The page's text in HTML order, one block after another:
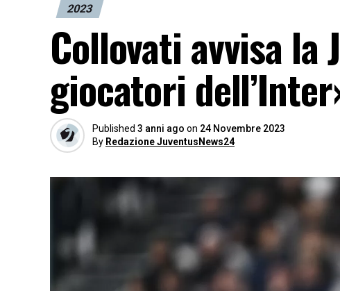
2023
Collovati avvisa la
giocatori
Published 3 anni ago on 24 Novembre 2023
By Redazione JuventusNews24